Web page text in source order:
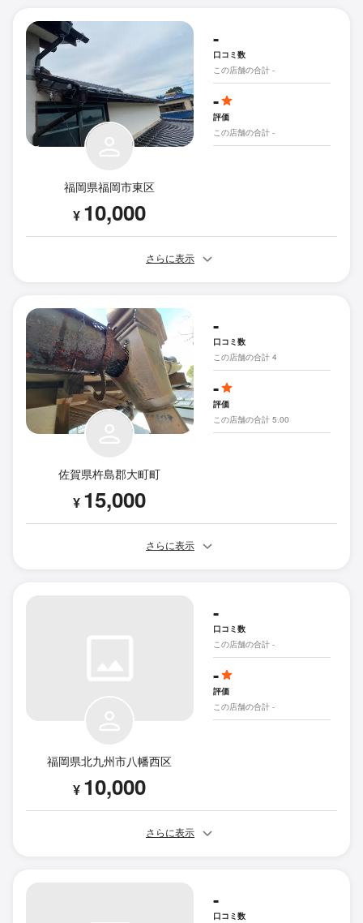
福岡県福岡市東区
¥ 10,000
-
口コミ数
この店舗の合計 -
-
評価
この店舗の合計 -
さらに表示
佐賀県杵島郡大町町
¥ 15,000
-
口コミ数
この店舗の合計 4
-
評価
この店舗の合計 5.00
さらに表示
福岡県北九州市八幡西区
¥ 10,000
-
口コミ数
この店舗の合計 -
-
評価
この店舗の合計 -
さらに表示
-
口コミ数